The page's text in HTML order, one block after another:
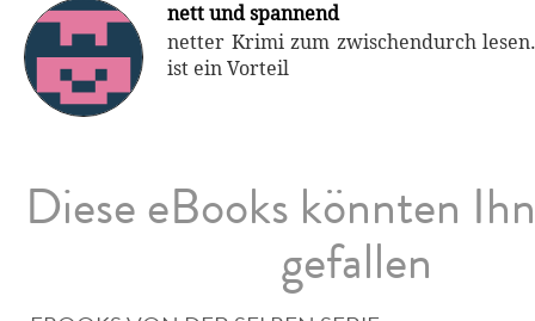
nett und spannend
netter Krimi zum zwischendurch
ist ein Vorteil
Diese eBooks könnten
gefallen